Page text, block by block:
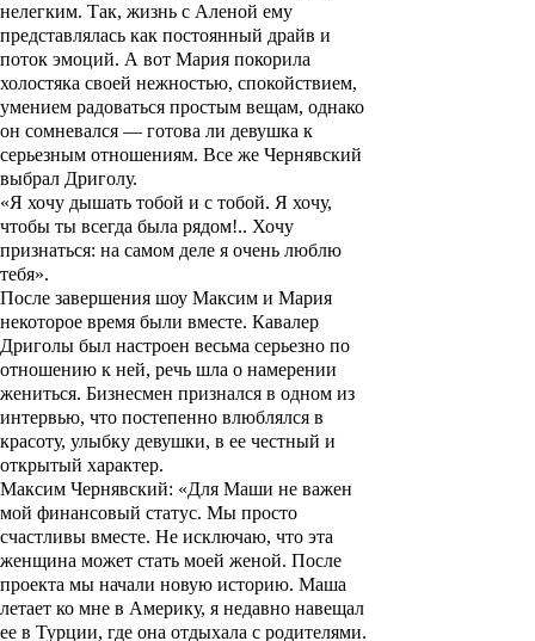
нелегким. Так, жизнь с Аленой ему
представлялась как постоянный драйв и
поток эмоций. А вот Мария покорила
холостяка своей нежностью, спокойствием,
умением радоваться простым вещам, однако
он сомневался — готова ли девушка к
серьезным отношениям. Все же Чернявский
выбрал Дриголу.
«Я хочу дышать тобой и с тобой. Я хочу,
чтобы ты всегда была рядом!.. Хочу
признаться: на самом деле я очень люблю
тебя».
После завершения шоу Максим и Мария
некоторое время были вместе. Кавалер
Дриголы был настроен весьма серьезно по
отношению к ней, речь шла о намерении
жениться. Бизнесмен признался в одном из
интервью, что постепенно влюблялся в
красоту, улыбку девушки, в ее честный и
открытый характер.
Максим Чернявский: «Для Маши не важен
мой финансовый статус. Мы просто
счастливы вместе. Не исключаю, что эта
женщина может стать моей женой. После
проекта мы начали новую историю. Маша
летает ко мне в Америку, я недавно навещал
ее в Турции, где она отдыхала с родителями.